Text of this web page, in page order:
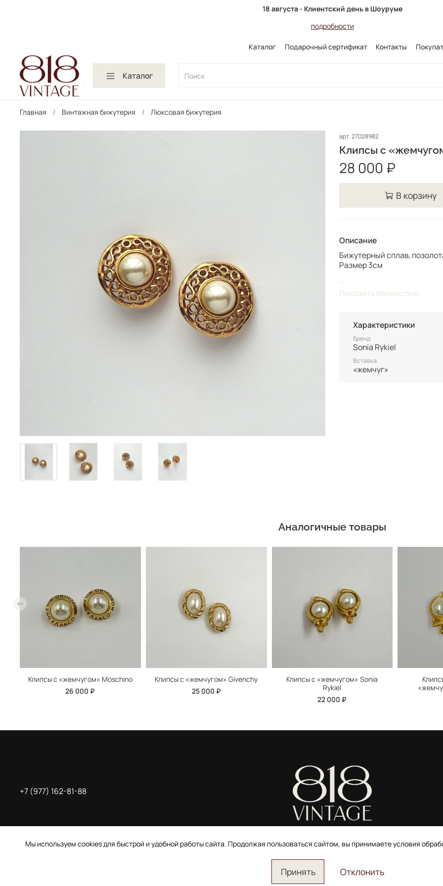
18 августа - Клиентский день в Шоуруме
подробности
Каталог Подарочный сертификат Контакты
Каталог
Главная Винтажная бижутерия Люксовая бижутерия
арт.27028982
Клипсы с
28 000 ₽
В корзину
Описание
Бижутерный сплав,
Размер 3см
Важно:
Для вашего комфорта у
вашим только после
Винтаж не подлежит
состоянию уточняйте перед
Показать полностью
Характеристики
Бренд
Sonia Rykiel
Вставка
«жемчуг»
Аналогичные товары
Клипсы с «жемчугом» Moschino
26 000 ₽
Клипсы с «жемчугом» Givenchy
25 000 ₽
Клипсы с «жемчугом» Sonia
Rykiel
22 000 ₽
+7 (977) 162-81-88
Пользовательское соглашение
Мы используем cookies для быстрой и удобной работы сайта. Продолжая пользоваться сайтом, вы принимаете условия
Принять Отклонить